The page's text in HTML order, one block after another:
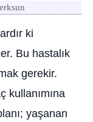
ki
Bu hastalık
gerekir.
kullanımına
yaşanan